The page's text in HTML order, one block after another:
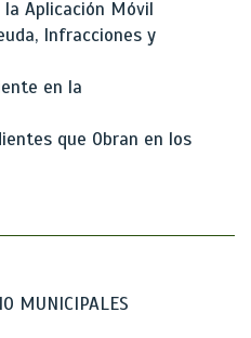
Aplicación Móvil
Infracciones y
en la
que Obran en los
MUNICIPALES